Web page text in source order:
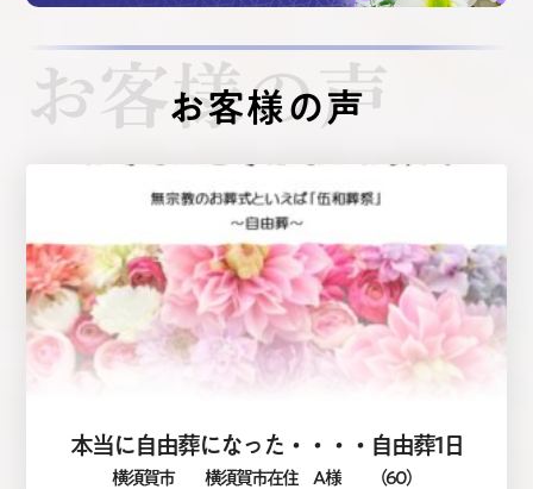
お客様の声
お客様の声
本当に自由葬になった・・・・自由葬1日
横須賀市 横須賀市在住 A 様 （60）